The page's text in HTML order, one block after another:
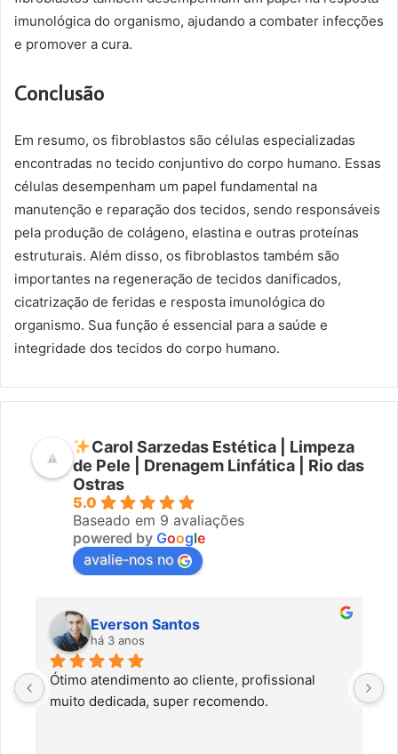
imunológica do organismo, ajudando a combater infecções
e promover a cura.
Conclusão
Em resumo, os fibroblastos são células especializadas
encontradas no tecido conjuntivo do corpo humano. Essas
células desempenham um papel fundamental na
manutenção e reparação dos tecidos, sendo responsáveis
pela produção de colágeno, elastina e outras proteínas
estruturais. Além disso, os fibroblastos também são
importantes na regeneração de tecidos danificados,
cicatrização de feridas e resposta imunológica do
organismo. Sua função é essencial para a saúde e
integridade dos tecidos do corpo humano.
Carol Sarzedas Estética | Limpeza
de Pele | Drenagem Linfática | Rio das
Ostras
5.0
Baseado em 9 avaliações
powered by Google
avalie-nos no
Everson Santos
há 3 anos
Ótimo atendimento ao cliente, profissional
muito dedicada, super recomendo.